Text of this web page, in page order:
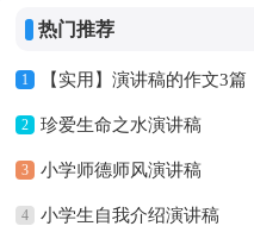
热门推荐
1 【实用】演讲稿的作文3篇
2 珍爱生命之水演讲稿
3 小学师德师风演讲稿
4 小学生自我介绍演讲稿